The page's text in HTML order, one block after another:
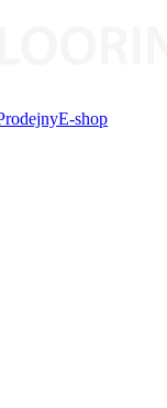
E-shop